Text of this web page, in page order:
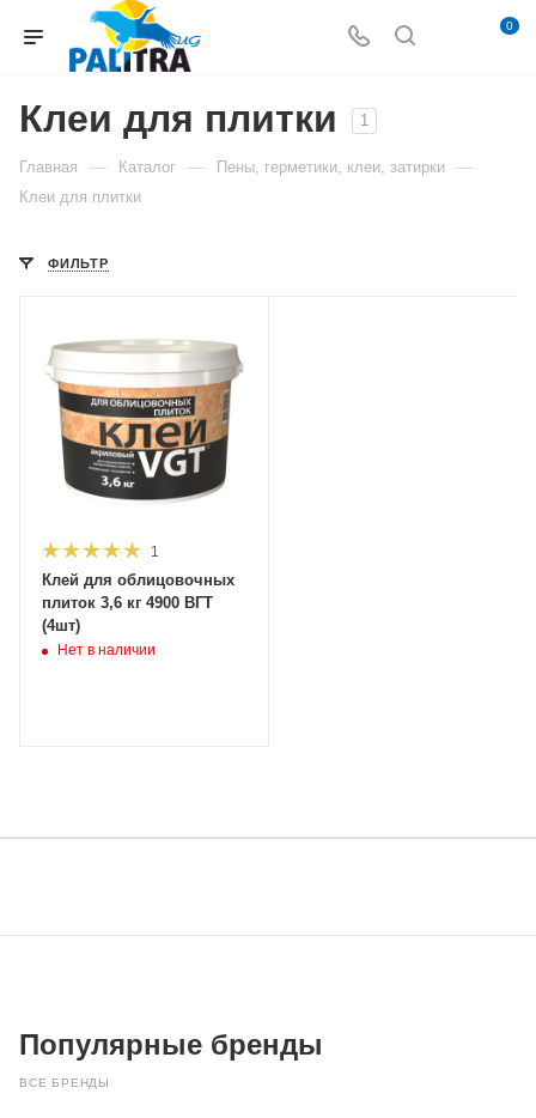
0
Клеи для плитки 1
Главная — Каталог — Пены, герметики, клеи, затирки —
Клеи для плитки
ФИЛЬТР
1
Клей для облицовочных
плиток 3,6 кг 4900 ВГТ
(4шт)
Нет в наличии
Популярные бренды
ВСЕ БРЕНДЫ